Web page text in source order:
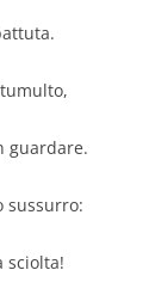
guardare.
sussurro:
sciolta!